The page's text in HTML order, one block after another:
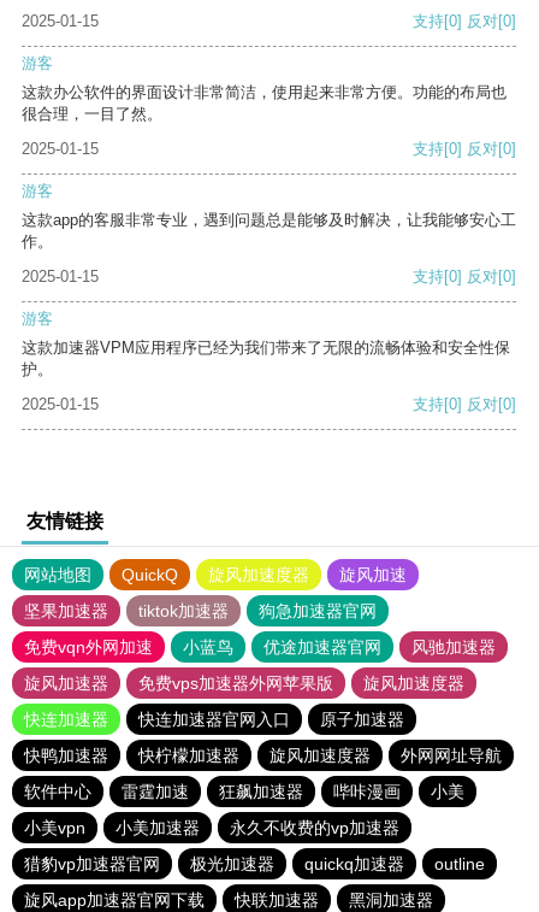
2025-01-15
支持[0] 反对[0]
游客
这款办公软件的界面设计非常简洁，使用起来非常方便。功能的布局也
很合理，一目了然。
2025-01-15
支持[0] 反对[0]
游客
这款app的客服非常专业，遇到问题总是能够及时解决，让我能够安心工
作。
2025-01-15
支持[0] 反对[0]
游客
这款加速器VPM应用程序已经为我们带来了无限的流畅体验和安全性保
护。
2025-01-15
支持[0] 反对[0]
友情链接
网站地图 QuickQ 旋风加速度器
旋风加速
坚果加速器
tiktok加速器
狗急加速器官网
免费vqn外网加速
小蓝鸟 优途加速器官网
风驰加速器
旋风加速器
免费vps加速器外网苹果版
旋风加速度器
快连加速器
快连加速器官网入口
原子加速器
快鸭加速器
快柠檬加速器 旋风加速度器
外网网址导航
软件中心
雷霆加速 狂飙加速器 哔咔漫画
小美
小美vpn
小美加速器
永久不收费的vp加速器
猎豹vp加速器官网
极光加速器 quickq加速器
outline
旋风app加速器官网下载
快联加速器 黑洞加速器